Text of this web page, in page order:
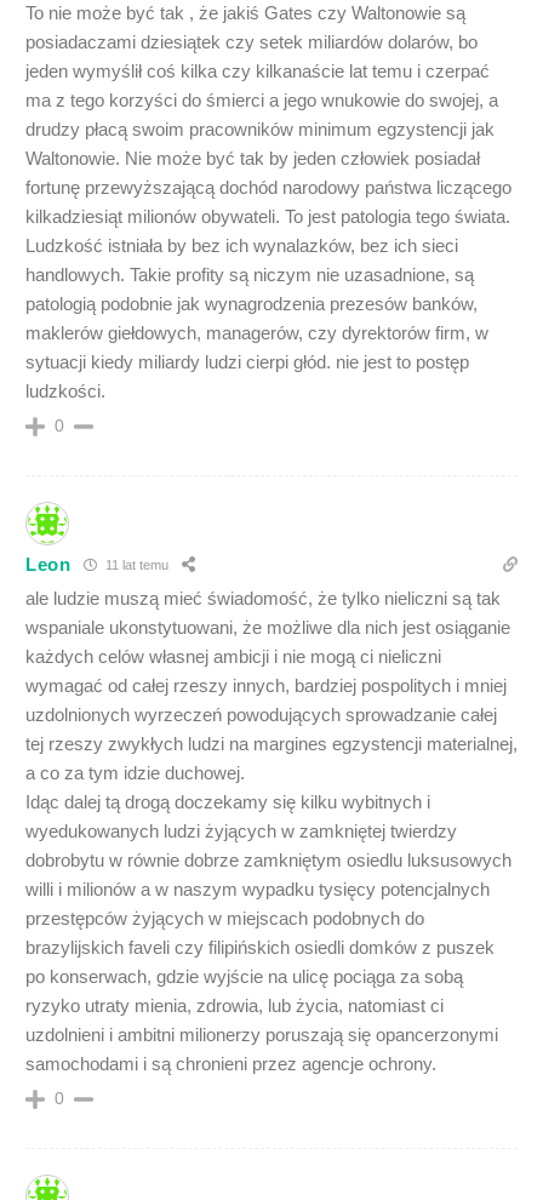
To nie może być tak , że jakiś Gates czy Waltonowie są
posiadaczami dziesiątek czy setek miliardów dolarów, bo
jeden wymyślił coś kilka czy kilkanaście lat temu i czerpać
ma z tego korzyści do śmierci a jego wnukowie do swojej, a
drudzy płacą swoim pracowników minimum egzystencji jak
Waltonowie. Nie może być tak by jeden człowiek posiadał
fortunę przewyższającą dochód narodowy państwa liczącego
kilkadziesiąt milionów obywateli. To jest patologia tego świata.
Ludzkość istniała by bez ich wynalazków, bez ich sieci
handlowych. Takie profity są niczym nie uzasadnione, są
patologią podobnie jak wynagrodzenia prezesów banków,
maklerów giełdowych, managerów, czy dyrektorów firm, w
sytuacji kiedy miliardy ludzi cierpi głód. nie jest to postęp
ludzkości.
0
Leon 11 lat temu
ale ludzie muszą mieć świadomość, że tylko nieliczni są tak
wspaniale ukonstytuowani, że możliwe dla nich jest osiąganie
każdych celów własnej ambicji i nie mogą ci nieliczni
wymagać od całej rzeszy innych, bardziej pospolitych i mniej
uzdolnionych wyrzeczeń powodujących sprowadzanie całej
tej rzeszy zwykłych ludzi na margines egzystencji materialnej,
a co za tym idzie duchowej.
Idąc dalej tą drogą doczekamy się kilku wybitnych i
wyedukowanych ludzi żyjących w zamkniętej twierdzy
dobrobytu w równie dobrze zamkniętym osiedlu luksusowych
willi i milionów a w naszym wypadku tysięcy potencjalnych
przestępców żyjących w miejscach podobnych do
brazylijskich faveli czy filipińskich osiedli domków z puszek
po konserwach, gdzie wyjście na ulicę pociąga za sobą
ryzyko utraty mienia, zdrowia, lub życia, natomiast ci
uzdolnieni i ambitni milionerzy poruszają się opancerzonymi
samochodami i są chronieni przez agencje ochrony.
0